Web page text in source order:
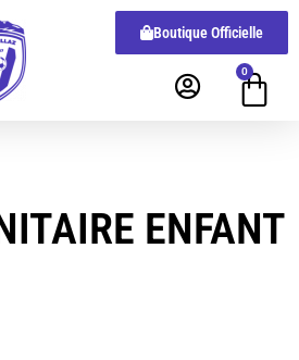
Boutique Officielle
0
ENFANT